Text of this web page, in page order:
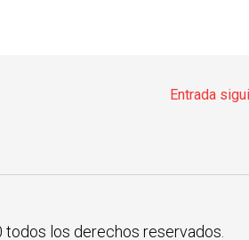
Entrada
los derechos reservados.